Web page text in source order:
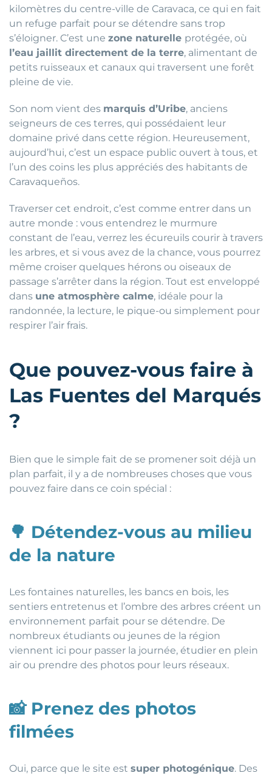
kilomètres du centre-ville de Caravaca, ce qui en fait
un refuge parfait pour se détendre sans trop
s’éloigner. C’est une zone naturelle protégée, où
l’eau jaillit directement de la terre, alimentant de
petits ruisseaux et canaux qui traversent une forêt
pleine de vie.
Son nom vient des marquis d’Uribe, anciens
seigneurs de ces terres, qui possédaient leur
domaine privé dans cette région. Heureusement,
aujourd’hui, c’est un espace public ouvert à tous, et
l’un des coins les plus appréciés des habitants de
Caravaqueños.
Traverser cet endroit, c’est comme entrer dans un
autre monde : vous entendrez le murmure
constant de l’eau, verrez les écureuils courir à travers
les arbres, et si vous avez de la chance, vous pourrez
même croiser quelques hérons ou oiseaux de
passage s’arrêter dans la région. Tout est enveloppé
dans une atmosphère calme, idéale pour la
randonnée, la lecture, le pique-ou simplement pour
respirer l’air frais.
Que pouvez-vous faire à
Las Fuentes del Marqués
?
Bien que le simple fait de se promener soit déjà un
plan parfait, il y a de nombreuses choses que vous
pouvez faire dans ce coin spécial :
🌳 Détendez-vous au milieu
de la nature
Les fontaines naturelles, les bancs en bois, les
sentiers entretenus et l’ombre des arbres créent un
environnement parfait pour se détendre. De
nombreux étudiants ou jeunes de la région
viennent ici pour passer la journée, étudier en plein
air ou prendre des photos pour leurs réseaux.
📸Prenez des photos
filmées
Oui, parce que le site est super photogénique. Des